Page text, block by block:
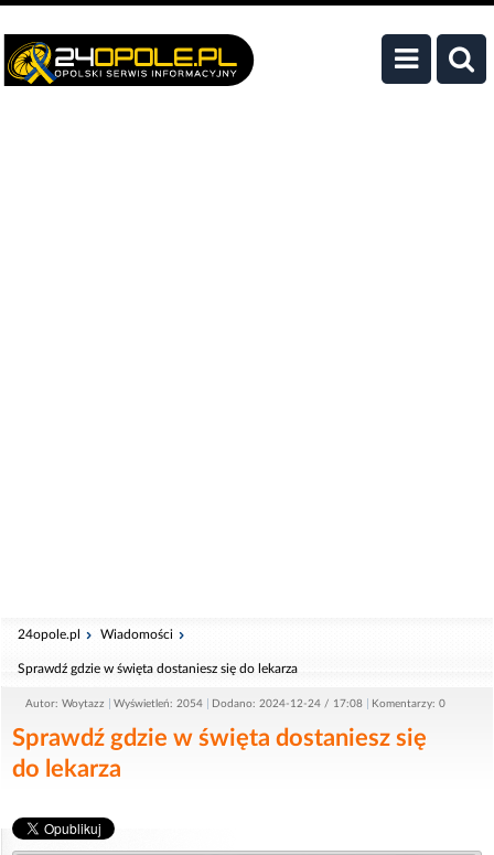
24opole.pl Wiadomości
Sprawdź gdzie w święta dostaniesz się do lekarza
Autor: Woytazz Wyświetleń: 2054 Dodano: 2024-12-24 / 17:08 Komentarzy: 0
Sprawdź gdzie w święta dostaniesz się
do lekarza